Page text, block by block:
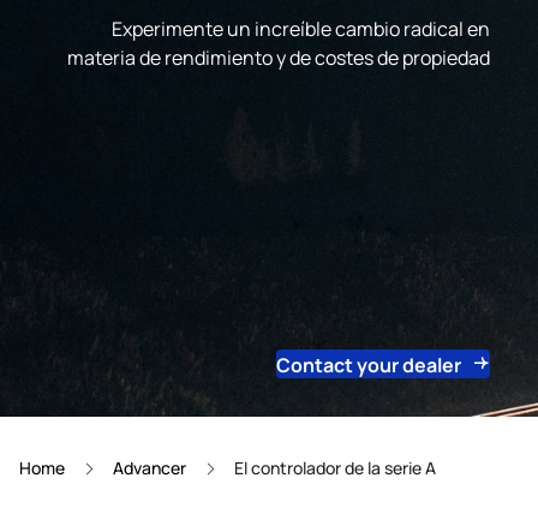
Contact your dealer
Experimente un increíble cambio radical en
materia de rendimiento y de costes de propiedad
Home Advancer El controlador de la serie A